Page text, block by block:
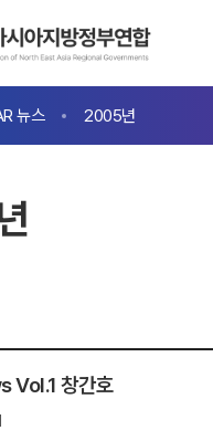
뉴스 2005년
Vol.1 창간호